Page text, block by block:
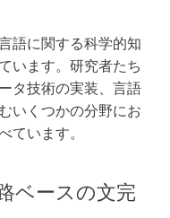
語に関する科学的知
います。研究者たち
タ技術の実装、言語
いくつかの分野にお
ています。
ベースの文完